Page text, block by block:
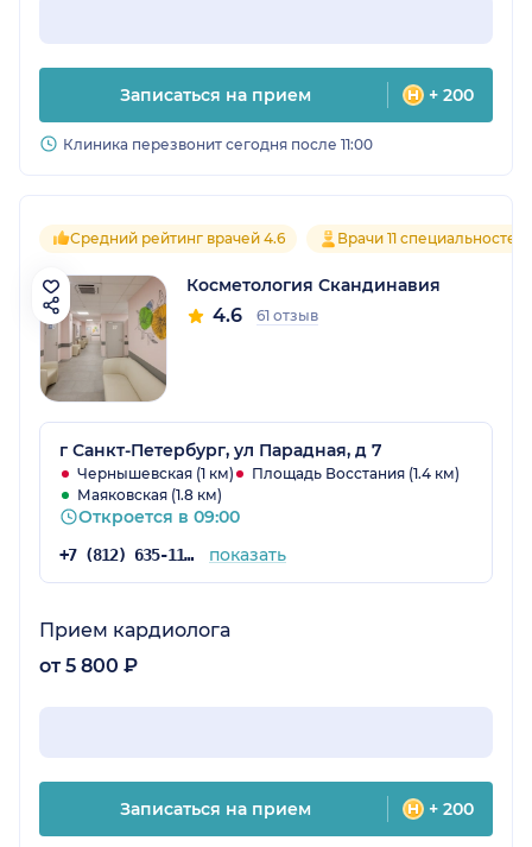
Записаться на прием + 200
Клиника перезвонит сегодня после 11:00
Средний рейтинг врачей 4.6 Врачи 11 специальностей
Косметология Скандинавия
4.6 61 отзыв
г Санкт-Петербург, ул Парадная, д 7
Чернышевская (1 км)
Площадь Восстания (1.4 км)
Маяковская (1.8 км)
Откроется в 09:00
+7 (812) 635-11-79 показать
Прием кардиолога
от 5 800 ₽
Записаться на прием + 200